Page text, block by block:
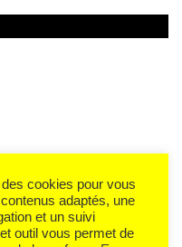
cookies pour vous
adaptés, une
et un suivi
outil vous permet de